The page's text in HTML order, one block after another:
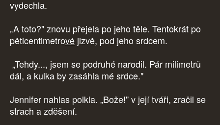
vydechla.
„A toto?" znovu přejela po jeho těle. Tentokrát po
pěticentimetrové jizvě, pod jeho srdcem.
„Tehdy..., jsem se podruhé narodil. Pár milimetrů
dál, a kulka by zasáhla mé srdce."
Jennifer nahlas polkla. „Bože!" v její tváři, zračil se
strach a zděšení.